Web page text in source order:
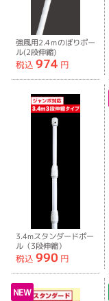
強風用2.4ｍのぼりポー
ル(2段伸縮)
税込 974 円
3.4mスタンダードポー
ル（3段伸縮）
税込 990 円
NEW